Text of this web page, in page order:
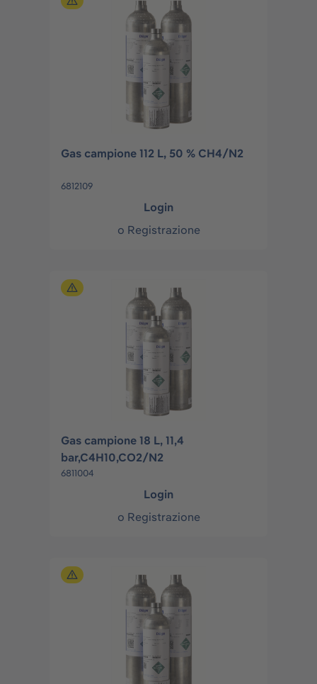
Gas campione 112 L, 50 % CH4/N2
6812109
Login
o Registrazione
Gas campione 18 L, 11,4
bar,C4H10,CO2/N2
6811004
Login
o Registrazione